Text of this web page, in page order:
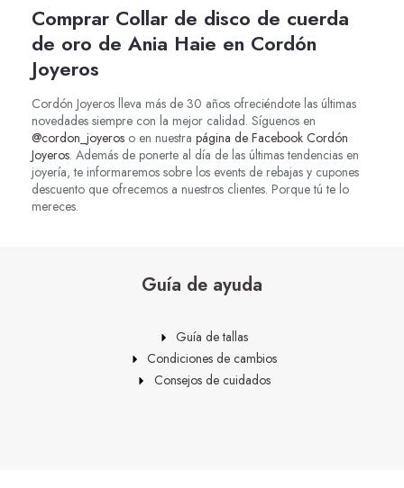
Comprar Collar de disco de cuerda
de oro de Ania Haie en Cordón
Joyeros
Cordón Joyeros lleva más de 30 años ofreciéndote las últimas
novedades siempre con la mejor calidad. Síguenos en
@cordon_joyeros o en nuestra página de Facebook Cordón
Joyeros. Además de ponerte al día de las últimas tendencias en
joyería, te informaremos sobre los events de rebajas y cupones
descuento que ofrecemos a nuestros clientes. Porque tú te lo
mereces.
Guía de ayuda
Guía de tallas
Condiciones de cambios
Consejos de cuidados